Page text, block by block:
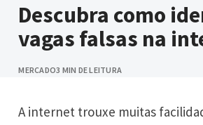
Descubra como
vagas falsas na
MERCADO3 MIN DE LEITURA
A internet trouxe muitas